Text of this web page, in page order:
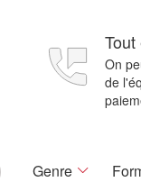
On
de
Genre